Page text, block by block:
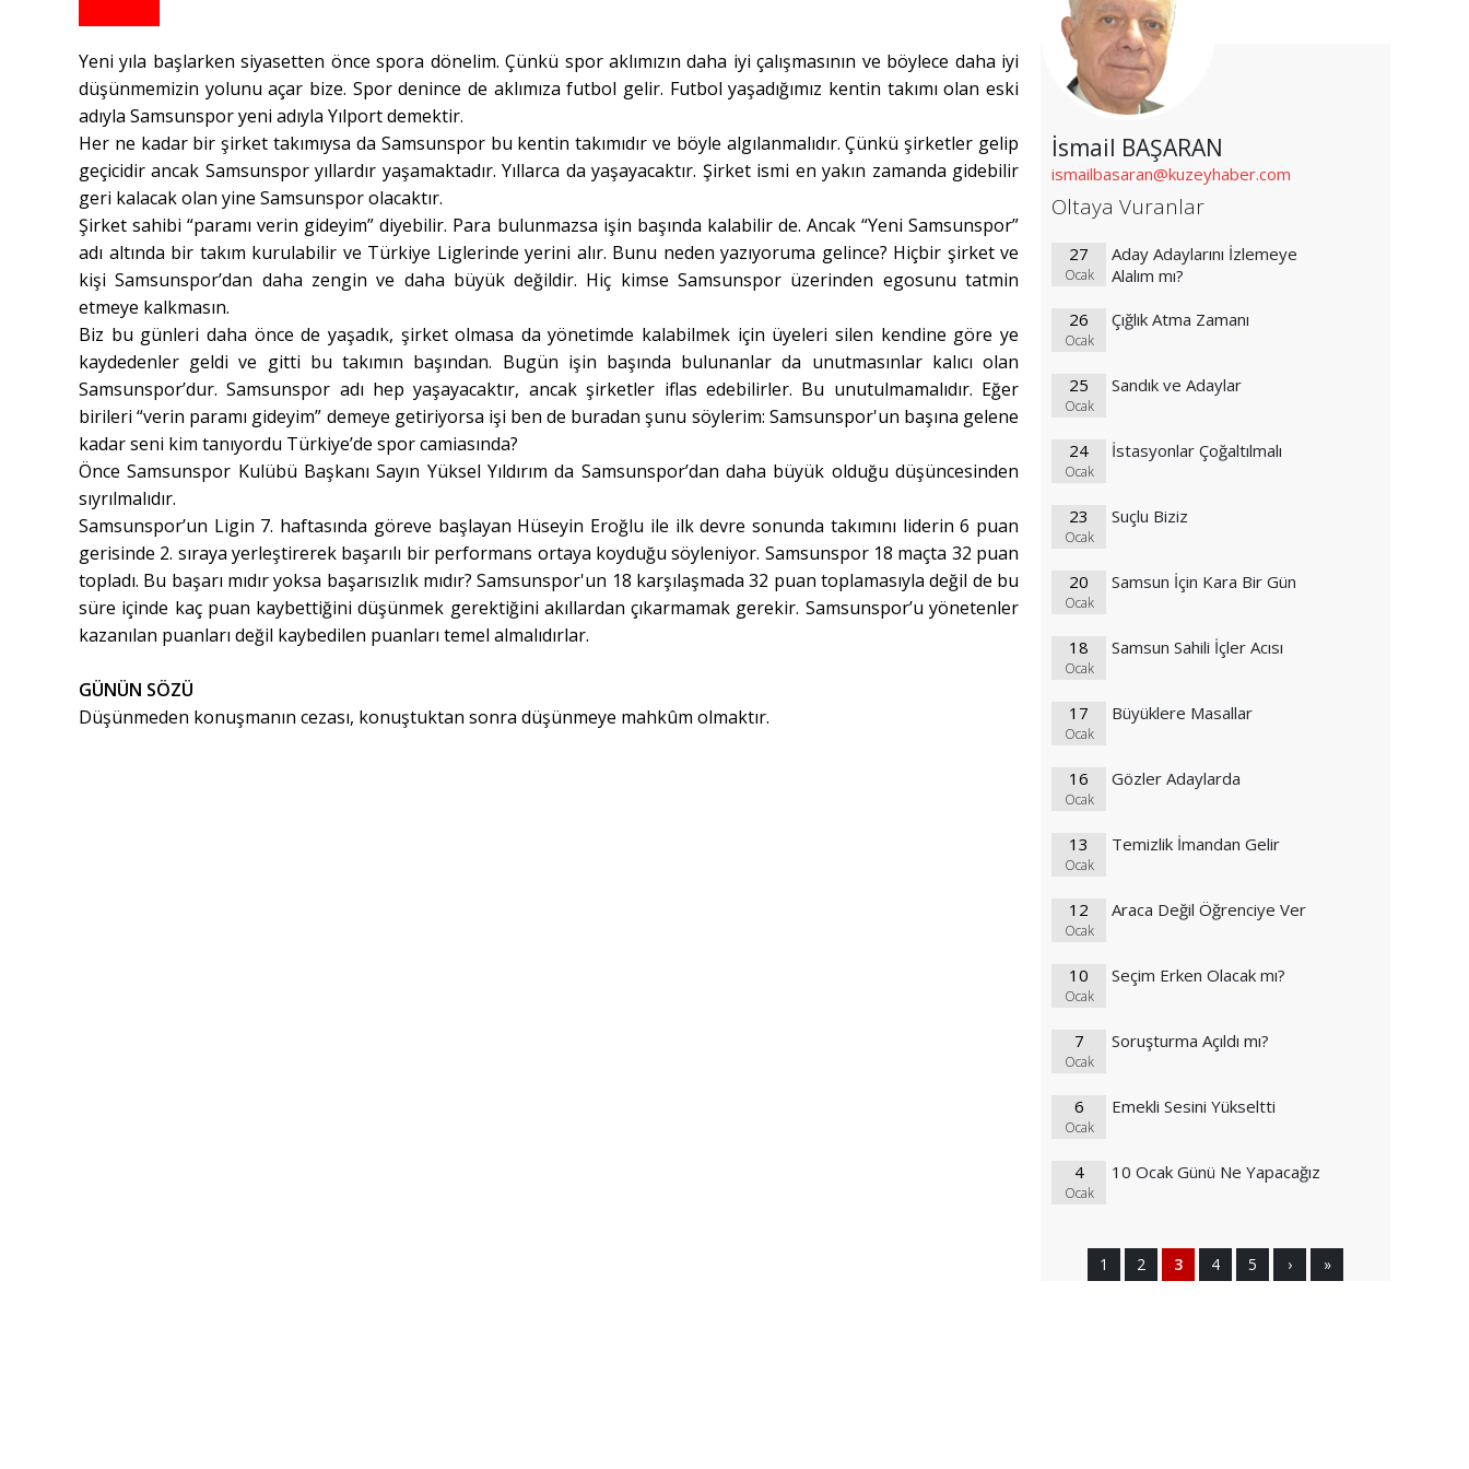
Yeni yıla başlarken siyasetten önce spora dönelim. Çünkü spor aklımızın daha iyi çalışmasının ve böylece daha iyi
düşünmemizin yolunu açar bize. Spor denince de aklımıza futbol gelir. Futbol yaşadığımız kentin takımı olan eski
adıyla Samsunspor yeni adıyla Yılport demektir.
Her ne kadar bir şirket takımıysa da Samsunspor bu kentin takımıdır ve böyle algılanmalıdır. Çünkü şirketler gelip
geçicidir ancak Samsunspor yıllardır yaşamaktadır. Yıllarca da yaşayacaktır. Şirket ismi en yakın zamanda gidebilir
geri kalacak olan yine Samsunspor olacaktır.
Şirket sahibi “paramı verin gideyim” diyebilir. Para bulunmazsa işin başında kalabilir de. Ancak “Yeni Samsunspor”
adı altında bir takım kurulabilir ve Türkiye Liglerinde yerini alır. Bunu neden yazıyoruma gelince? Hiçbir şirket ve
kişi Samsunspor’dan daha zengin ve daha büyük değildir. Hiç kimse Samsunspor üzerinden egosunu tatmin
etmeye kalkmasın.
Biz bu günleri daha önce de yaşadık, şirket olmasa da yönetimde kalabilmek için üyeleri silen kendine göre ye
kaydedenler geldi ve gitti bu takımın başından. Bugün işin başında bulunanlar da unutmasınlar kalıcı olan
Samsunspor’dur. Samsunspor adı hep yaşayacaktır, ancak şirketler iflas edebilirler. Bu unutulmamalıdır. Eğer
birileri “verin paramı gideyim” demeye getiriyorsa işi ben de buradan şunu söylerim: Samsunspor'un başına gelene
kadar seni kim tanıyordu Türkiye’de spor camiasında?
Önce Samsunspor Kulübü Başkanı Sayın Yüksel Yıldırım da Samsunspor’dan daha büyük olduğu düşüncesinden
sıyrılmalıdır.
Samsunspor’un Ligin 7. haftasında göreve başlayan Hüseyin Eroğlu ile ilk devre sonunda takımını liderin 6 puan
gerisinde 2. sıraya yerleştirerek başarılı bir performans ortaya koyduğu söyleniyor. Samsunspor 18 maçta 32 puan
topladı. Bu başarı mıdır yoksa başarısızlık mıdır? Samsunspor'un 18 karşılaşmada 32 puan toplamasıyla değil de bu
süre içinde kaç puan kaybettiğini düşünmek gerektiğini akıllardan çıkarmamak gerekir. Samsunspor’u yönetenler
kazanılan puanları değil kaybedilen puanları temel almalıdırlar.
GÜNÜN SÖZÜ
Düşünmeden konuşmanın cezası, konuştuktan sonra düşünmeye mahkûm olmaktır.
İsmail BAŞARAN
ismailbasaran@kuzeyhaber.com
Oltaya Vuranlar
27
Ocak
Aday Adaylarını İzlemeye
Alalım mı?
26
Ocak
Çığlık Atma Zamanı
25
Ocak
Sandık ve Adaylar
24
Ocak
İstasyonlar Çoğaltılmalı
23
Ocak
Suçlu Biziz
20
Ocak
Samsun İçin Kara Bir Gün
18
Ocak
Samsun Sahili İçler Acısı
17
Ocak
Büyüklere Masallar
16
Ocak
Gözler Adaylarda
13
Ocak
Temizlik İmandan Gelir
12
Ocak
Araca Değil Öğrenciye Ver
10
Ocak
Seçim Erken Olacak mı?
7
Ocak
Soruşturma Açıldı mı?
6
Ocak
Emekli Sesini Yükseltti
4
Ocak
10 Ocak Günü Ne Yapacağız
1 2 3 4 5 › »